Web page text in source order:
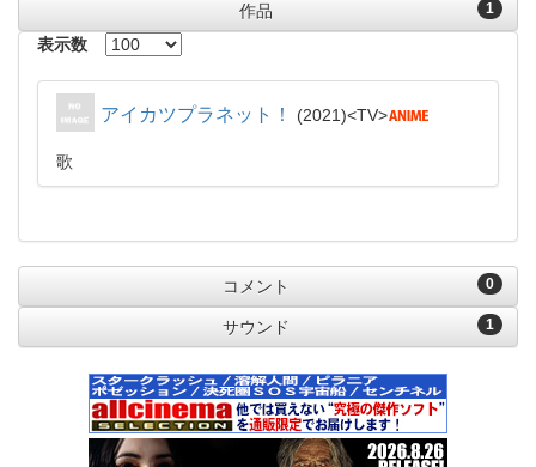
1
作品
表示数
アイカツプラネット！ 2021 TV
歌
0
コメント
1
サウンド